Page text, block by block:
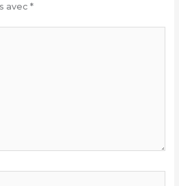
avec *